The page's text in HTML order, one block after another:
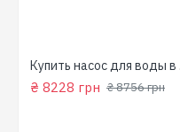
₴ 8228 грн ₴ 8756 грн